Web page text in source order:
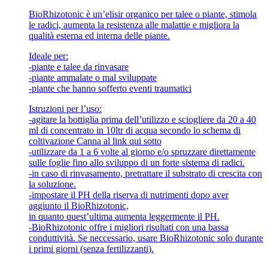
BioRhizotonic è un’elisir organico per talee o piante, stimola
le radici, aumenta la resistenza alle malattie e migliora la
qualità esterna ed interna delle piante.
Ideale per:
-piante e talee da rinvasare
-piante ammalate o mal sviluppate
-piante che hanno sofferto eventi traumatici
Istruzioni per l’uso:
-agitare la bottiglia prima dell’utilizzo e sciogliere da 20 a 40
ml di concentrato in 10ltr di acqua secondo lo schema di
coltivazione Canna al link qui sotto
-utilizzare da 1 a 6 volte al giorno e/o spruzzare direttamente
sulle foglie fino allo sviluppo di un forte sistema di radici.
-in caso di rinvasamento, pretrattare il substrato di crescita con
la soluzione.
-impostare il PH della riserva di nutrimenti dopo aver
aggiunto il BioRhizotonic,
in quanto quest’ultima aumenta leggermente il PH.
-BioRhizotonic offre i migliori risultati con una bassa
conduttività. Se neccessario, usare BioRhizotonic solo durante
i primi giorni (senza fertilizzanti).